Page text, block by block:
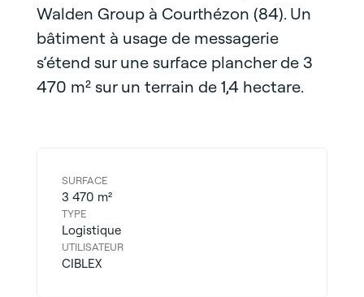
Walden Group à Courthézon (84). Un
bâtiment à usage de messagerie
s’étend sur une surface plancher de 3
470 m² sur un terrain de 1,4 hectare.
SURFACE
3 470 m²
TYPE
Logistique
UTILISATEUR
CIBLEX